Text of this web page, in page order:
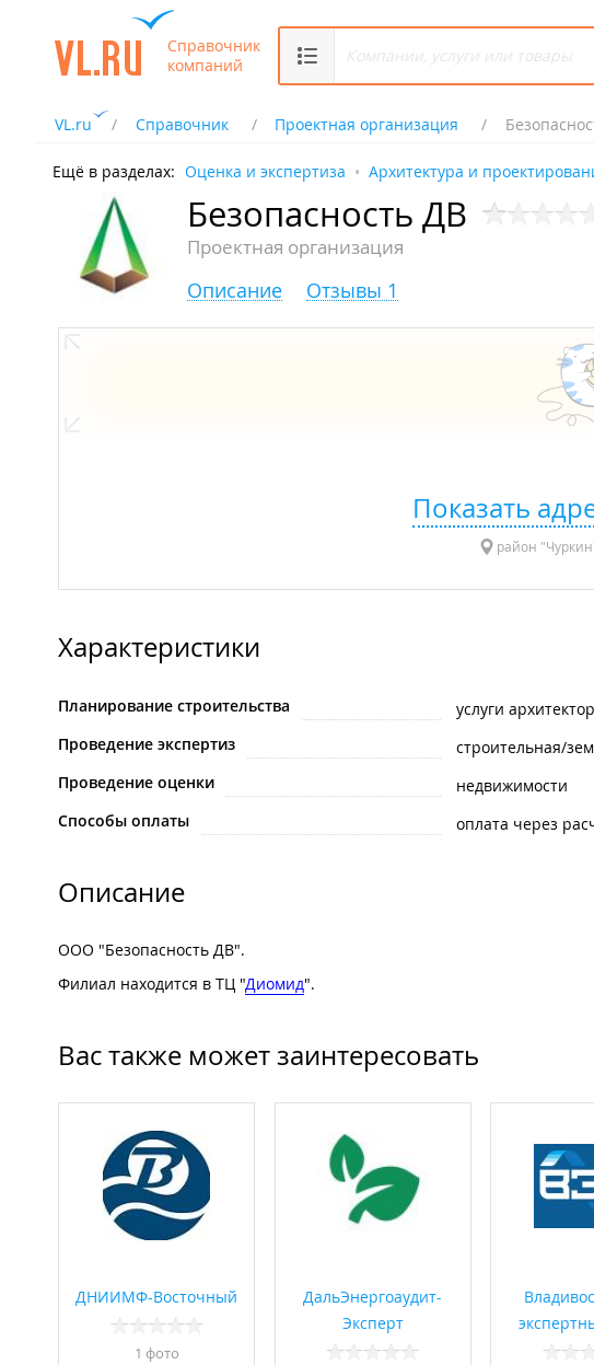
Справочник
компаний
VL.ru Справочник Проектная организация
Ещё в разделах: Оценка и экспертиза Архитектура и
Безопасность ДВ
Проектная организация
Описание Отзывы 1
Показать
район
Характеристики
Планирование строительства услуги
Проведение экспертиз
строительная/
Проведение оценки
недвижимости
Способы оплаты
оплата через
Описание
ООО "Безопасность ДВ".
Филиал находится в ТЦ "Диомид".
Вас также может заинтересовать
ДНИИМФ-Восточный
1 фото
ДальЭнергоаудит-
Эксперт